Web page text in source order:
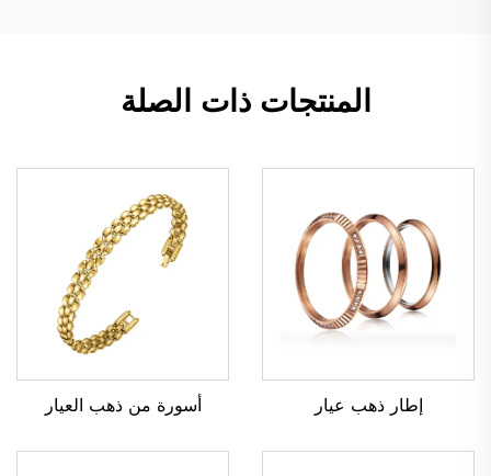
المنتجات ذات الصلة
إطار ذهب عيار أسورة من ذهب العيار